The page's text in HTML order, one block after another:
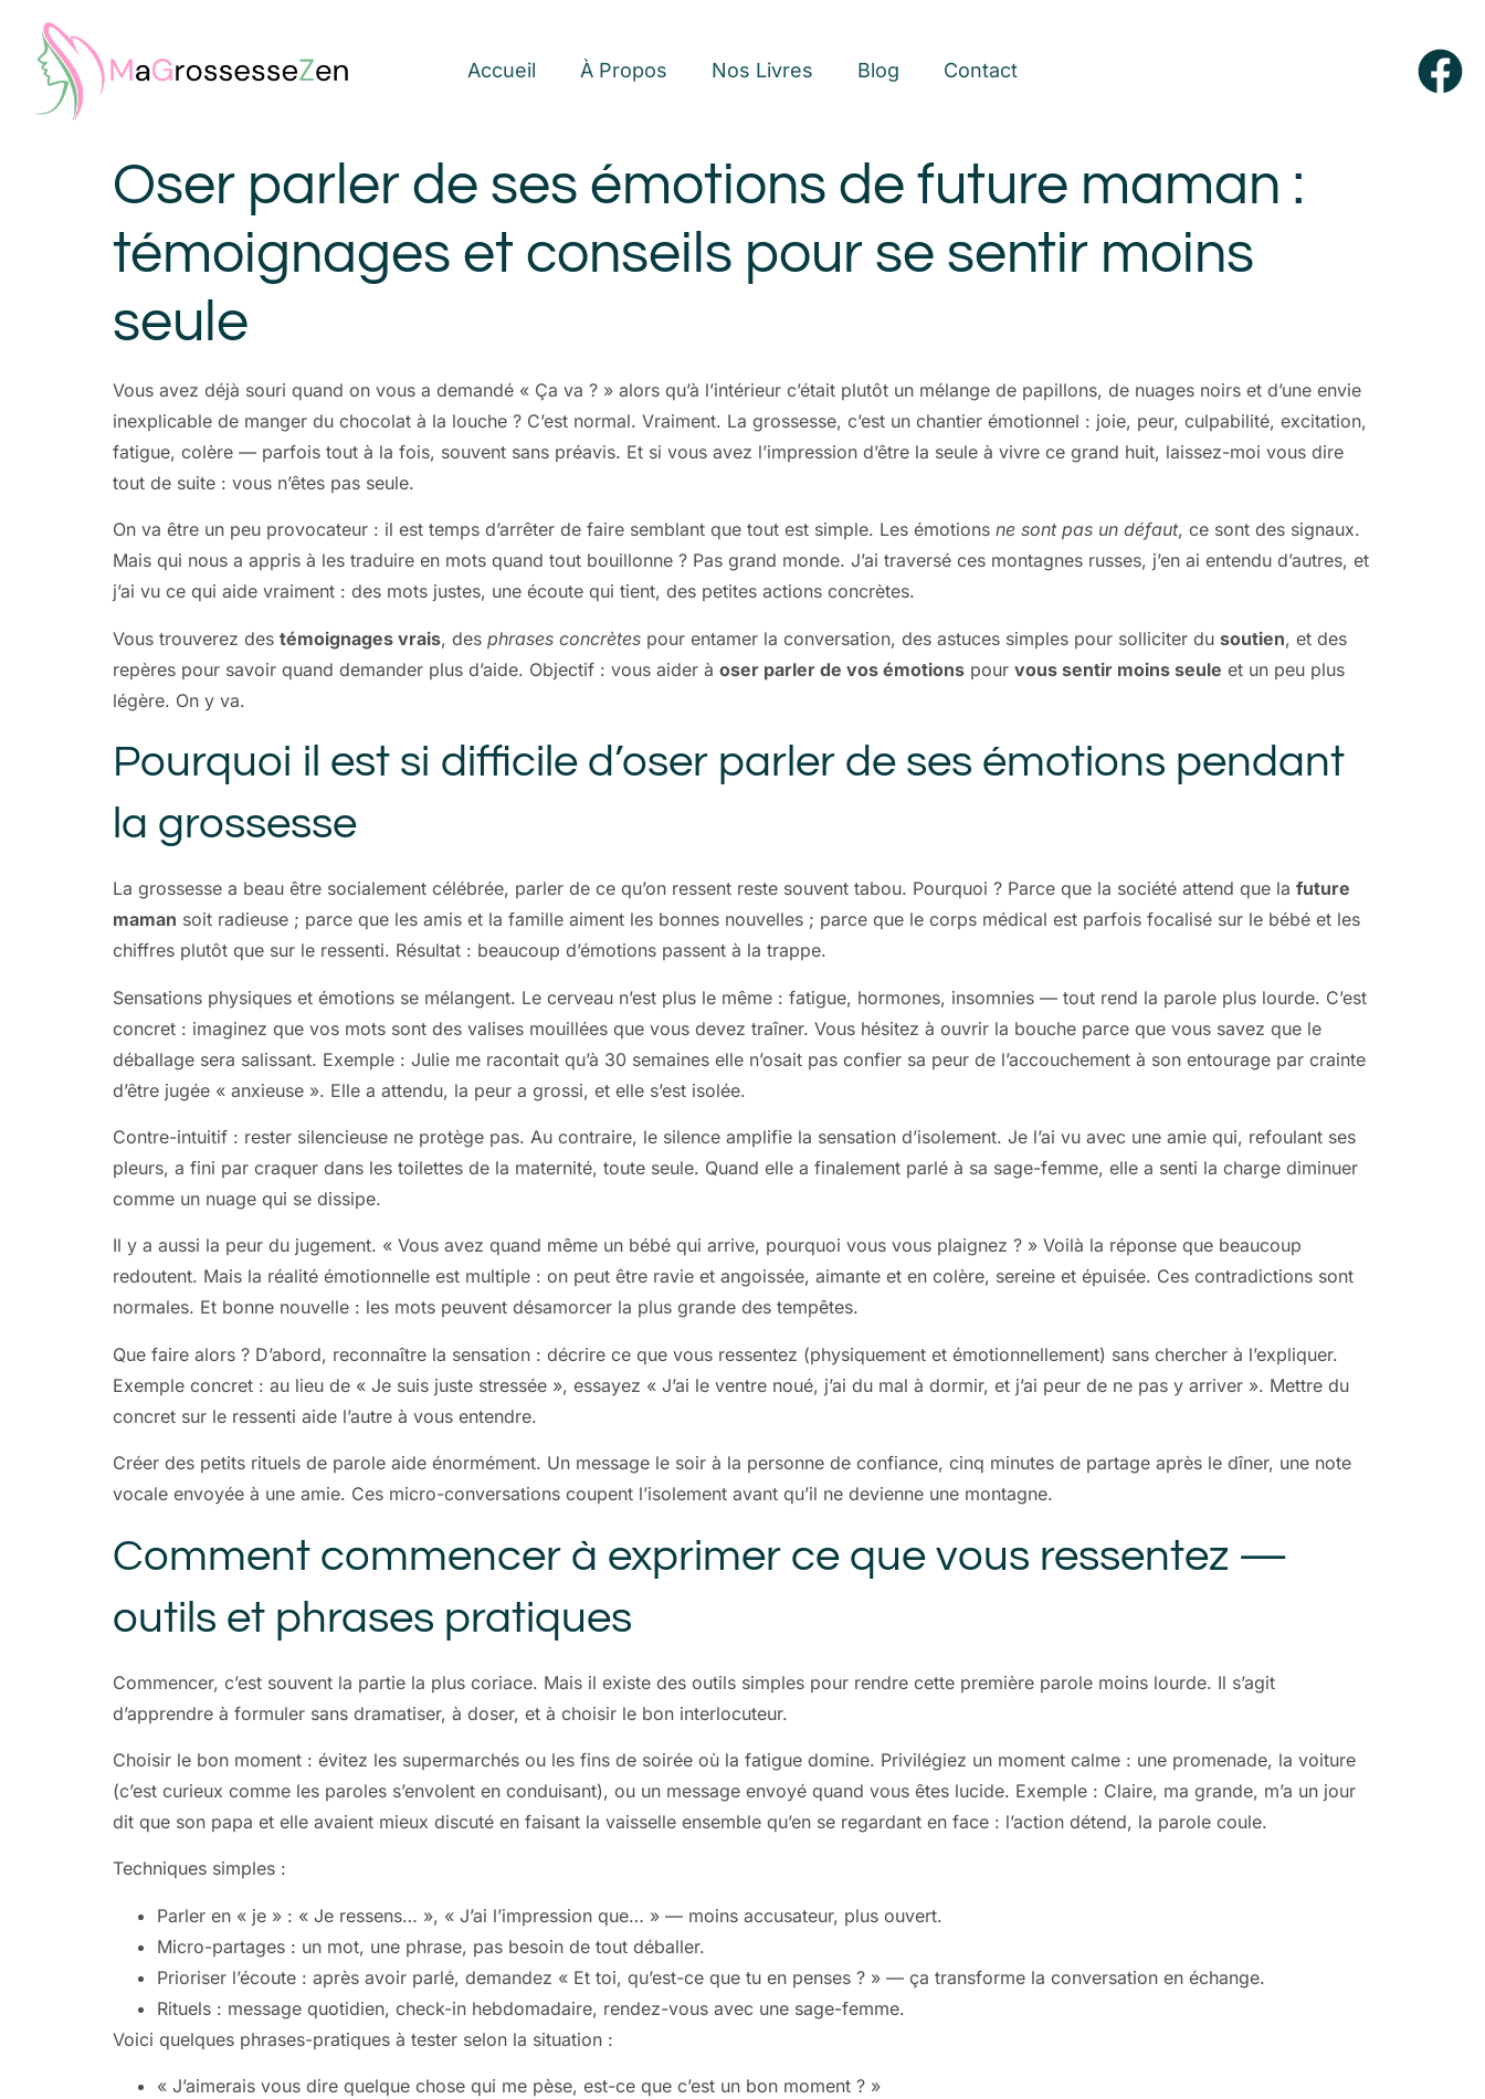
Accueil À Propos Nos Livres Blog Contact
Oser parler de ses émotions de future maman :
témoignages et conseils pour se sentir moins
seule
Vous avez déjà souri quand on vous a demandé « Ça va ? » alors qu’à l’intérieur c’était plutôt un mélange de papillons, de nuages noirs et d’une envie
inexplicable de manger du chocolat à la louche ? C’est normal. Vraiment. La grossesse, c’est un chantier émotionnel : joie, peur, culpabilité, excitation,
fatigue, colère — parfois tout à la fois, souvent sans préavis. Et si vous avez l’impression d’être la seule à vivre ce grand huit, laissez-moi vous dire
tout de suite : vous n’êtes pas seule.
On va être un peu provocateur : il est temps d’arrêter de faire semblant que tout est simple. Les émotions ne sont pas un défaut, ce sont des signaux.
Mais qui nous a appris à les traduire en mots quand tout bouillonne ? Pas grand monde. J’ai traversé ces montagnes russes, j’en ai entendu d’autres, et
j’ai vu ce qui aide vraiment : des mots justes, une écoute qui tient, des petites actions concrètes.
Vous trouverez des témoignages vrais, des phrases concrètes pour entamer la conversation, des astuces simples pour solliciter du soutien, et des
repères pour savoir quand demander plus d’aide. Objectif : vous aider à oser parler de vos émotions pour vous sentir moins seule et un peu plus
légère. On y va.
Pourquoi il est si difficile d’oser parler de ses émotions pendant
la grossesse
La grossesse a beau être socialement célébrée, parler de ce qu’on ressent reste souvent tabou. Pourquoi ? Parce que la société attend que la future
maman soit radieuse ; parce que les amis et la famille aiment les bonnes nouvelles ; parce que le corps médical est parfois focalisé sur le bébé et les
chiffres plutôt que sur le ressenti. Résultat : beaucoup d’émotions passent à la trappe.
Sensations physiques et émotions se mélangent. Le cerveau n’est plus le même : fatigue, hormones, insomnies — tout rend la parole plus lourde. C’est
concret : imaginez que vos mots sont des valises mouillées que vous devez traîner. Vous hésitez à ouvrir la bouche parce que vous savez que le
déballage sera salissant. Exemple : Julie me racontait qu’à 30 semaines elle n’osait pas confier sa peur de l’accouchement à son entourage par crainte
d’être jugée « anxieuse ». Elle a attendu, la peur a grossi, et elle s’est isolée.
Contre-intuitif : rester silencieuse ne protège pas. Au contraire, le silence amplifie la sensation d’isolement. Je l’ai vu avec une amie qui, refoulant ses
pleurs, a fini par craquer dans les toilettes de la maternité, toute seule. Quand elle a finalement parlé à sa sage-femme, elle a senti la charge diminuer
comme un nuage qui se dissipe.
Il y a aussi la peur du jugement. « Vous avez quand même un bébé qui arrive, pourquoi vous vous plaignez ? » Voilà la réponse que beaucoup
redoutent. Mais la réalité émotionnelle est multiple : on peut être ravie et angoissée, aimante et en colère, sereine et épuisée. Ces contradictions sont
normales. Et bonne nouvelle : les mots peuvent désamorcer la plus grande des tempêtes.
Que faire alors ? D’abord, reconnaître la sensation : décrire ce que vous ressentez (physiquement et émotionnellement) sans chercher à l’expliquer.
Exemple concret : au lieu de « Je suis juste stressée », essayez « J’ai le ventre noué, j’ai du mal à dormir, et j’ai peur de ne pas y arriver ». Mettre du
concret sur le ressenti aide l’autre à vous entendre.
Créer des petits rituels de parole aide énormément. Un message le soir à la personne de confiance, cinq minutes de partage après le dîner, une note
vocale envoyée à une amie. Ces micro-conversations coupent l’isolement avant qu’il ne devienne une montagne.
Comment commencer à exprimer ce que vous ressentez —
outils et phrases pratiques
Commencer, c’est souvent la partie la plus coriace. Mais il existe des outils simples pour rendre cette première parole moins lourde. Il s’agit
d’apprendre à formuler sans dramatiser, à doser, et à choisir le bon interlocuteur.
Choisir le bon moment : évitez les supermarchés ou les fins de soirée où la fatigue domine. Privilégiez un moment calme : une promenade, la voiture
(c’est curieux comme les paroles s’envolent en conduisant), ou un message envoyé quand vous êtes lucide. Exemple : Claire, ma grande, m’a un jour
dit que son papa et elle avaient mieux discuté en faisant la vaisselle ensemble qu’en se regardant en face : l’action détend, la parole coule.
Techniques simples :
Parler en « je » : « Je ressens… », « J’ai l’impression que… » — moins accusateur, plus ouvert.
Micro-partages : un mot, une phrase, pas besoin de tout déballer.
Prioriser l’écoute : après avoir parlé, demandez « Et toi, qu’est-ce que tu en penses ? » — ça transforme la conversation en échange.
Rituels : message quotidien, check-in hebdomadaire, rendez-vous avec une sage-femme.
Voici quelques phrases-pratiques à tester selon la situation :
« J’aimerais vous dire quelque chose qui me pèse, est-ce que c’est un bon moment ? »